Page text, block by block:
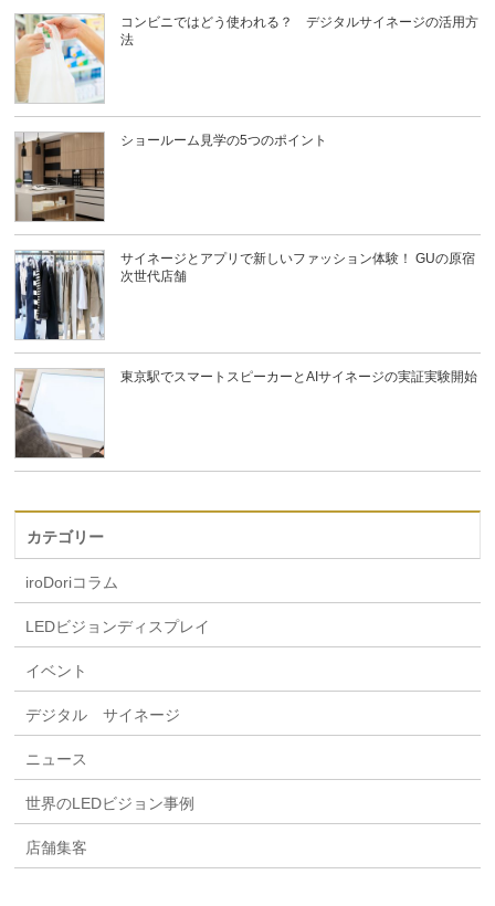
コンビニではどう使われる？ デジタルサイネージの活用方
法
ショールーム見学の5つのポイント
サイネージとアプリで新しいファッション体験！ GUの原宿
次世代店舗
東京駅でスマートスピーカーとAIサイネージの実証実験開始
カテゴリー
iroDoriコラム
LEDビジョンディスプレイ
イベント
デジタル サイネージ
ニュース
世界のLEDビジョン事例
店舗集客